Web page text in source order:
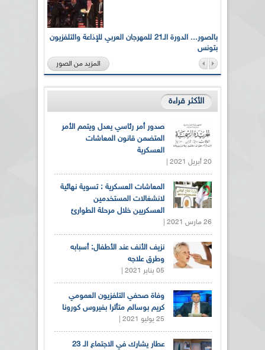
بالصور... الدورة الـ21 للمهرجان العربي للإذاعة والتلفزيون
بتونس
المزيد من الصور
الأكثر قراءة
صدور أمر رئاسي يعدل ويتمم الأمر
المتضمن قانون المعاشات
العسكرية
20 أبريل 2021 |
المعاشات العسكرية : تسوية نهائية
لانشغالات المستخدمين
العسكريين خلال مرحلة الطوارئ
26 مارس 2021 |
نزيف الأنف عند الأطفال: أسبابه
وطرق علاجه
05 يناير 2021 |
وفاة صحفي التلفزيون العمومي
كريم بوسالم متأثرا بفيروس كورونا
25 يوليو 2021 |
عطار يشارك في الاجتماع الـ 23